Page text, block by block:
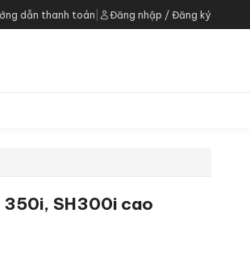
dẫn thanh toán Đăng nhập / Đăng ký
350i, SH300i cao